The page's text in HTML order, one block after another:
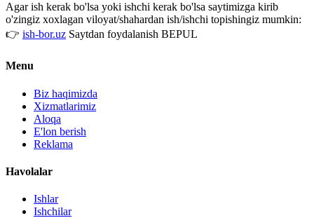
Agar ish kerak bo'lsa yoki ishchi kerak bo'lsa saytimizga kirib
o'zingiz xoxlagan viloyat/shahardan ish/ishchi topishingiz mumkin:
👉 ish-bor.uz Saytdan foydalanish BEPUL
Menu
Biz haqimizda
Xizmatlarimiz
Aloqa
E'lon berish
Reklama
Havolalar
Ishlar
Ishchilar